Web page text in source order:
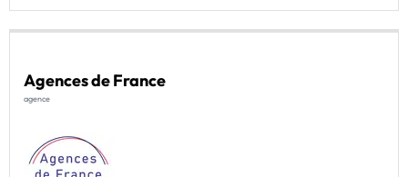
Agences de France
agence